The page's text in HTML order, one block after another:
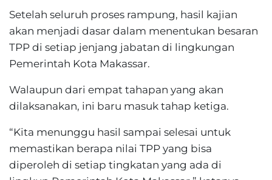
Setelah seluruh proses rampung, hasil kajian
akan menjadi dasar dalam menentukan besaran
TPP di setiap jenjang jabatan di lingkungan
Pemerintah Kota Makassar.
Walaupun dari empat tahapan yang akan
dilaksanakan, ini baru masuk tahap ketiga.
“Kita menunggu hasil sampai selesai untuk
memastikan berapa nilai TPP yang bisa
diperoleh di setiap tingkatan yang ada di